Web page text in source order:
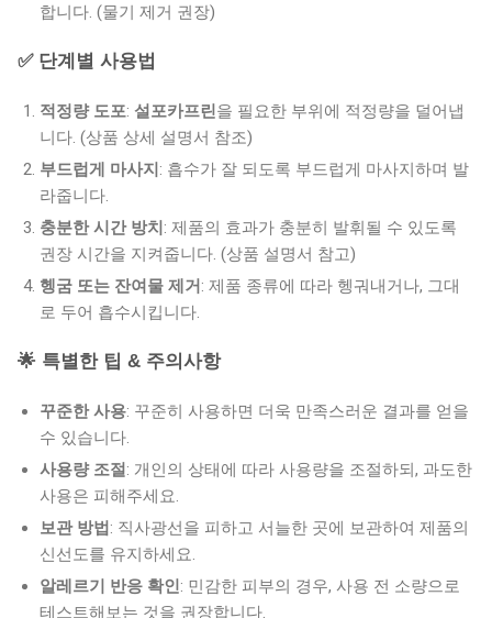
합니다. (물기 제거 권장)
✅ 단계별 사용법
적정량 도포: 설포카프린을 필요한 부위에 적정량을 덜어냅
니다. (상품 상세 설명서 참조)
부드럽게 마사지 : 흡수가 잘 되도록 부드럽게 마사지하며 발
라줍니다.
충분한 시간 방치 : 제품의 효과가 충분히 발휘될 수 있도록
권장 시간을 지켜줍니다. (상품 설명서 참고)
헹굼 또는 잔여물 제거 : 제품 종류에 따라 헹궈내거나, 그대
로 두어 흡수시킵니다.
🌟 특별한 팁 & 주의사항
꾸준한 사용: 꾸준히 사용하면 더욱 만족스러운 결과를 얻을
수 있습니다.
사용량 조절: 개인의 상태에 따라 사용량을 조절하되, 과도한
사용은 피해주세요.
보관 방법 : 직사광선을 피하고 서늘한 곳에 보관하여 제품의
신선도를 유지하세요.
알레르기 반응 확인: 민감한 피부의 경우, 사용 전 소량으로
테스트해보는 것을 권장합니다.